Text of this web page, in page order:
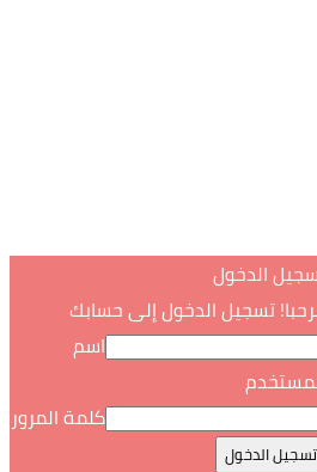
الدخول
تسجيل الدخول إلى حسابك
اسم
كلمة المرور